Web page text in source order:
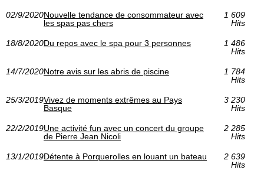
02/9/2020Nouvelle tendance de consommateur avec
les spas pas chers
1 609
Hits
18/8/2020Du repos avec le spa pour 3 personnes
1 486
Hits
14/7/2020Notre avis sur les abris de piscine
1 784
Hits
25/3/2019Vivez de moments extrêmes au Pays
Basque
3 230
Hits
22/2/2019Une activité fun avec un concert du groupe
de Pierre Jean Nicoli
2 285
Hits
13/1/2019Détente à Porquerolles en louant un bateau
2 639
Hits